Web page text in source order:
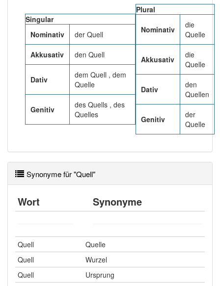
Das Wort wird häufig verwendet im Bereich
gehoben
korrekt erraten.
Singular
Nominativ
der Quell
Akkusativ den Quell
Dativ
dem Quell , dem
Quelle
Genitiv
des Quells , des
Quelles
Plural
Nominativ
die
Quelle
Akkusativ
die
Quelle
Dativ
den
Quellen
Genitiv
der
Quelle
Synonyme für "Quell"
Wort Synonyme
Quell
Quelle
Quell
Wurzel
Quell
Ursprung